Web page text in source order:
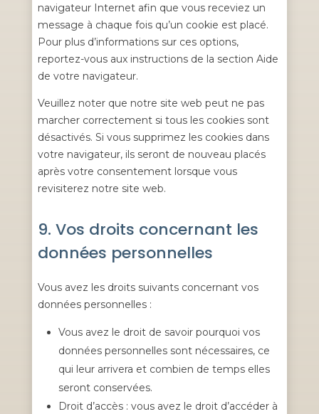
navigateur Internet afin que vous receviez un
message à chaque fois qu’un cookie est placé.
Pour plus d’informations sur ces options,
reportez-vous aux instructions de la section Aide
de votre navigateur.
Veuillez noter que notre site web peut ne pas
marcher correctement si tous les cookies sont
désactivés. Si vous supprimez les cookies dans
votre navigateur, ils seront de nouveau placés
après votre consentement lorsque vous
revisiterez notre site web.
9. Vos droits concernant les
données personnelles
Vous avez les droits suivants concernant vos
données personnelles :
Vous avez le droit de savoir pourquoi vos
données personnelles sont nécessaires, ce
qui leur arrivera et combien de temps elles
seront conservées.
Droit d’accès : vous avez le droit d’accéder à